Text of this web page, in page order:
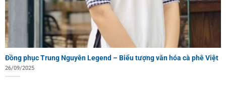
Đồng phục Trung Nguyên Legend – Biểu tượng văn hóa cà phê Việt
26/09/2025